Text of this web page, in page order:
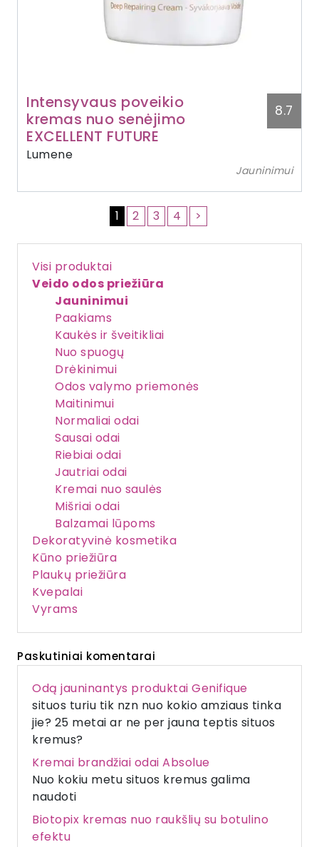
Visi produktai
Veido odos priežiūra
Jauninimui
Paakiams
Kaukės ir šveitikliai
Nuo spuogų
Drėkinimui
Odos valymo priemonės
Maitinimui
Normaliai odai
Sausai odai
Riebiai odai
Jautriai odai
Kremai nuo saulės
Mišriai odai
Balzamai lūpoms
Dekoratyvinė kosmetika
Kūno priežiūra
Plaukų priežiūra
Kvepalai
Vyrams
Paskutiniai komentarai
Odą jauninantys produktai Genifique
situos turiu tik nzn nuo kokio amziaus tinka
jie? 25 metai ar ne per jauna teptis situos
kremus?
Kremai brandžiai odai Absolue
Nuo kokiu metu situos kremus galima
naudoti
Biotopix kremas nuo raukšlių su botulino
efektu
Intensyvaus poveikio
kremas nuo senėjimo
EXCELLENT FUTURE
Lumene
8.7
Jauninimui
1 2 3 4 >